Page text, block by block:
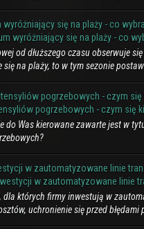
wyróżniający się na plaży - co
wyróżniający się na plaży - co
od dłuższego czasu obserwuje
się na plaży, to w tym sezonie
pogrzebowych - czym się
pogrzebowych - czym się
do Was kierowane zawarte jest w
w zautomatyzowane linie
w zautomatyzowane linie
dla których firmy inwestują w
uchronienie się przed błędami